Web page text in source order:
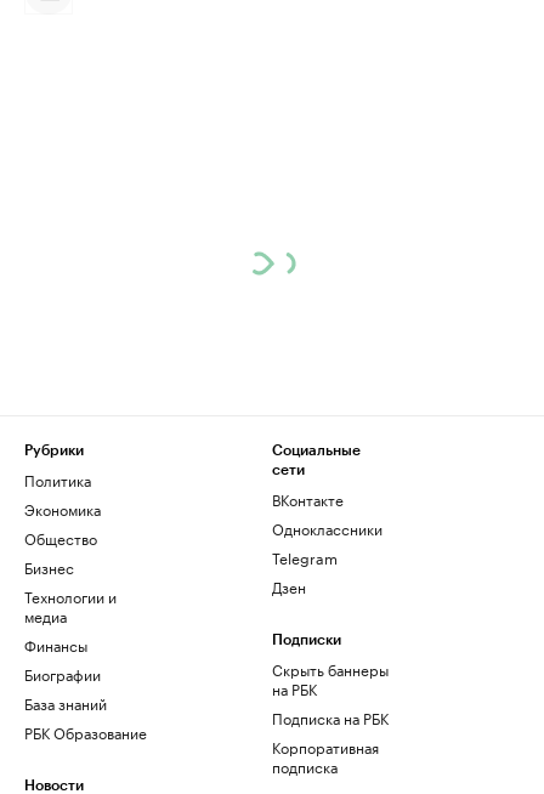
Рубрики
Политика
Экономика
Общество
Бизнес
Технологии и
медиа
Финансы
Биографии
База знаний
РБК Образование
Новости
Социальные
сети
ВКонтакте
Одноклассники
Telegram
Дзен
Подписки
Скрыть баннеры
на РБК
Подписка на РБК
Корпоративная
подписка